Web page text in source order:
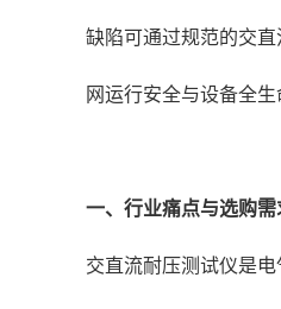
缺陷可通过规范的交
网运行安全与设备全
一、行业痛点与选购需
交直流耐压测试仪是